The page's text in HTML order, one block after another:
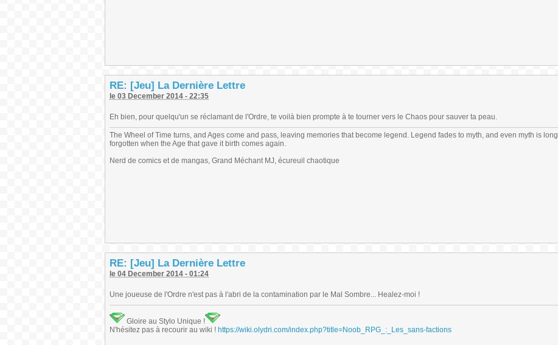
RE: [Jeu] La Dernière Lettre
le 03 December 2014 - 22:35
Eh bien, pour quelqu'un se réclamant de l'Ordre, te voilà bien prompte à te tourner vers le Chaos pour sauver ta peau.
The Wheel of Time turns, and Ages come and pass, leaving memories that become legend. Legend fades to myth, and even myth is long
forgotten when the Age that gave it birth comes again.
Nerd de comics et de mangas, Grand Méchant MJ, écureuil chaotique
RE: [Jeu] La Dernière Lettre
le 04 December 2014 - 01:24
Une joueuse de l'Ordre n'est pas à l'abri de la contamination par le Mal Sombre... Healez-moi !
Gloire au Stylo Unique !
N'hésitez pas à recourir au wiki ! https://wiki.olydri.com/index.php?title=Noob_RPG_:_Les_sans-factions